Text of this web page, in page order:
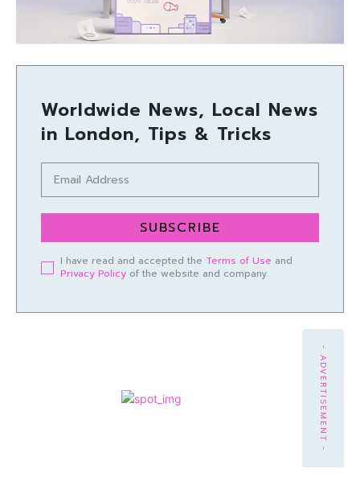
Worldwide News, Local News
in London, Tips & Tricks
SUBSCRIBE
I have read and accepted the Terms of Use and
Privacy Policy of the website and company.
- ADVERTISEMENT -